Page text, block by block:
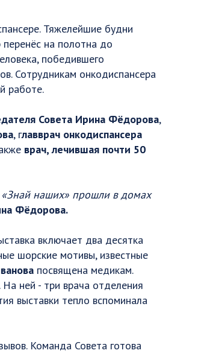
Тяжелейшие будни
на полотна до
победившего
Сотрудникам онкодиспансера
работе.
Совета Ирина Фёдорова,
, главврач онкодиспансера
врач, лечившая почти 50
«Знай наших» прошли в домах
Фёдорова.
включает два десятка
шорские мотивы, известные
посвящена медикам.
ней - три врача отделения
выставки тепло вспоминала
Команда Совета готова